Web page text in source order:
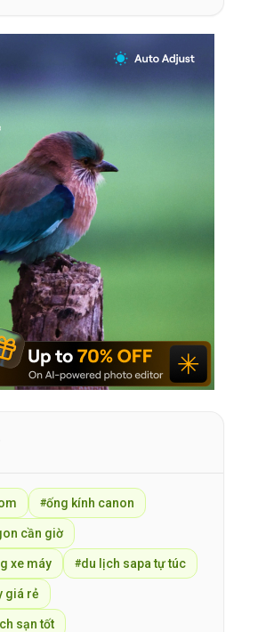
#ống kính canon
cần giờ
xe máy #du lịch sapa tự túc
giá rẻ
sạn tốt